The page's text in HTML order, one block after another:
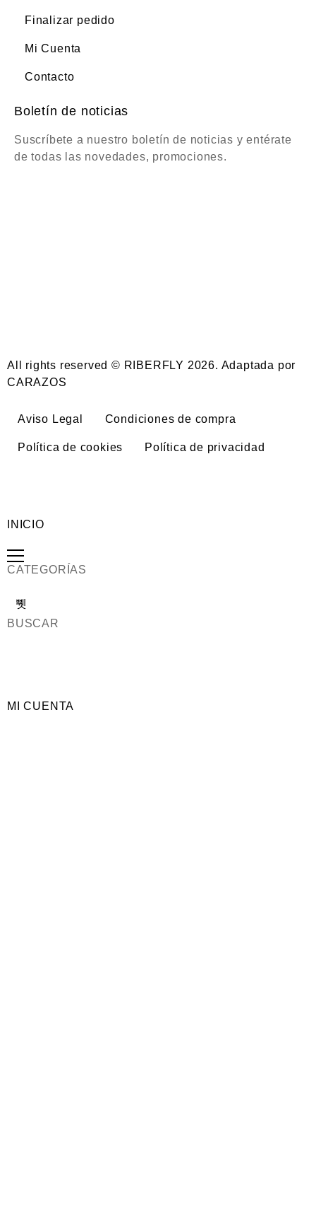
Finalizar pedido
Mi Cuenta
Contacto
Boletín de noticias
Suscríbete a nuestro boletín de noticias y entérate
de todas las novedades, promociones.
All rights reserved © RIBERFLY 2026. Adaptada por
CARAZOS
Aviso Legal Condiciones de compra
Política de cookies Política de privacidad
INICIO
CATEGORÍAS
BUSCAR
MI CUENTA